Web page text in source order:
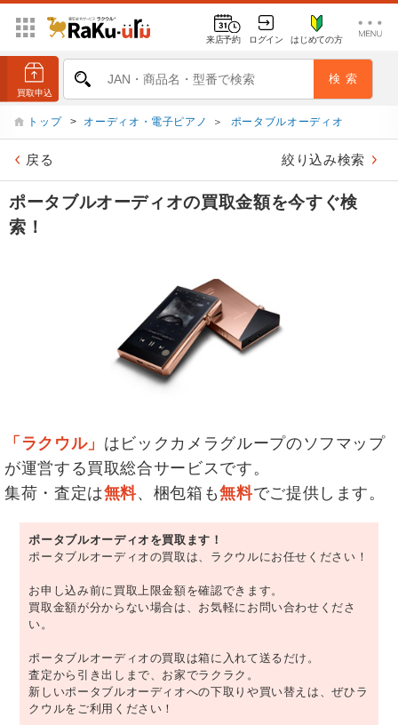
来店予約 ログイン はじめての方
トップ > オーディオ・電子ピアノ ＞ ポータブルオーディオ
戻る 絞り込み検索
ポータブルオーディオの買取金額を今すぐ検
索！
「ラクウル」 はビックカメラグループのソフマップ
が運営する買取総合サービスです。
集荷・査定は無料、梱包箱も無料でご提供します。
ポータブルオーディオを買取ます！
ポータブルオーディオの買取は、ラクウルにお任せください！
お申し込み前に買取上限金額を確認できます。
買取金額が分からない場合は、お気軽にお問い合わせくださ
い。
ポータブルオーディオの買取は箱に入れて送るだけ。
査定から引き出しまで、お家でラクラク。
新しいポータブルオーディオへの下取りや買い替えは、ぜひラ
クウルをご利用ください！